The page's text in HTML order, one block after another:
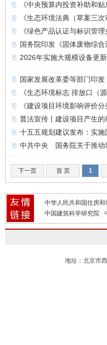
《中央预算内投资补助和
《生态环境法典（草案三
《绿色产品认证与标识管
国务院印发《固体废物综合
2026年实施大规模设备更
国家发展改革委等部门印发
《生态环境标志 排放口（
《建设项目环境影响评价
普法宣传丨建设项目产生
十五五规划建议发布：实
中共中央 国务院关于推动
下一页 首 页 1
中华人民共和国住房
中国建筑科学研究院
地址：北京市